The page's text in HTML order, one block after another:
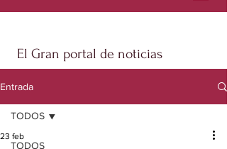
El Gran portal de noticias
Entrada
TODOS
TODOS
23 feb